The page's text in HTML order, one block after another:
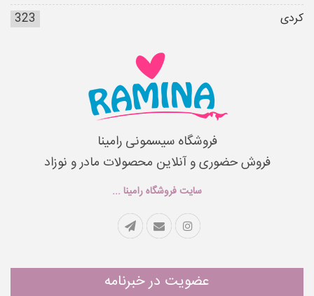
کردی
323
فروشگاه سیسمونی رامینا
فروش حضوری و آنلاین محصولات مادر و نوزاد
سایت فروشگاه رامینا ...
عضویت در خبرنامه